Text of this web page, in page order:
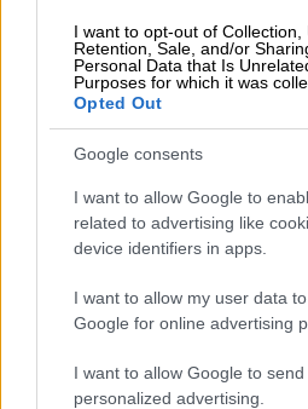
I want to opt-out of Collection,
Retention, Sale, and/or
Personal Data that Is
Purposes for which it was
Opted Out
Google consents
I want to allow Google to
related to advertising like
device identifiers in apps.
I want to allow my user data
Google for online advertising
I want to allow Google to send
personalized advertising.
προτιμούσαν να
φρέσκια και νεανική
με τη Stefania.
υπόλοιπες προτάσεις
εκπροσώπηση σύμφωνα
: ΗJoanne, η
Voice αναμένεται να
τραγούδια, ένα dance και
Κωνσταντίνος
είχε κάνει και πέρυσι
δεν τα κατάφερε να
με ένα dance τραγούδι. Ο